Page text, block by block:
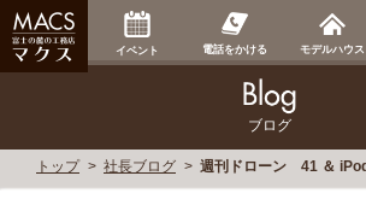
イベント 電話をかける モデルハウス
ブログ
トップ 社長ブログ 週刊ドローン 41 ＆